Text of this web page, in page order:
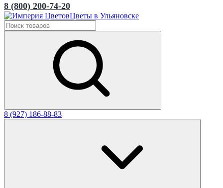
8 (800) 200-74-20
Цветы в Ульяновске
8 (927) 186-88-83